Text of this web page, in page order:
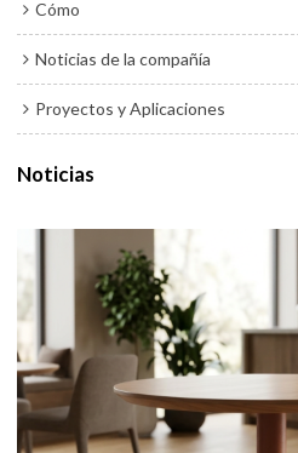
Cómo
Noticias de la compañía
Proyectos y Aplicaciones
Noticias